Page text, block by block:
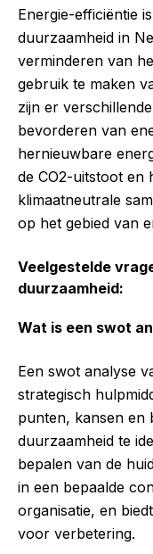
Energie-efficiëntie
duurzaamheid in
verminderen van
gebruik te maken
zijn er
bevorderen van
hernieuwbare
de CO2-uitstoot en
klimaatneutrale
op het gebied van
Veelgestelde
duurzaamheid:
Wat is een swot
Een swot analyse
strategisch
punten, kansen en
duurzaamheid te
bepalen van de
in een bepaalde
organisatie, en
voor verbetering.